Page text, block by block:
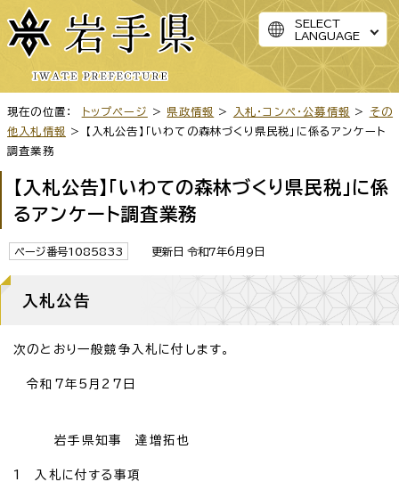
SELECT
LANGUAGE
現在の位置： トップページ > 県政情報 > 入札・コンペ・公募情報 >
その
他入札情報 > 【入札公告】「いわての森林づくり県民税」に係るアンケート
調査業務
【入札公告】「いわての森林づくり県民税」に係
るアンケート調査業務
ページ番号1085833 更新日 令和7年6月9日
入札公告
次のとおり一般競争入札に付します。
令和7年5月27日
岩手県知事 達増拓也
1 入札に付する事項